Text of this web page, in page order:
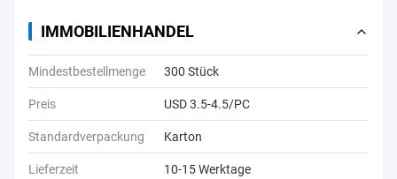
IMMOBILIENHANDEL
Mindestbestellmenge 300 Stück
Preis USD 3.5-4.5/PC
Standardverpackung Karton
Lieferzeit 10-15 Werktage